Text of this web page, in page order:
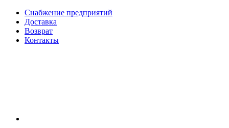
Снабжение предприятий
Доставка
Возврат
Контакты